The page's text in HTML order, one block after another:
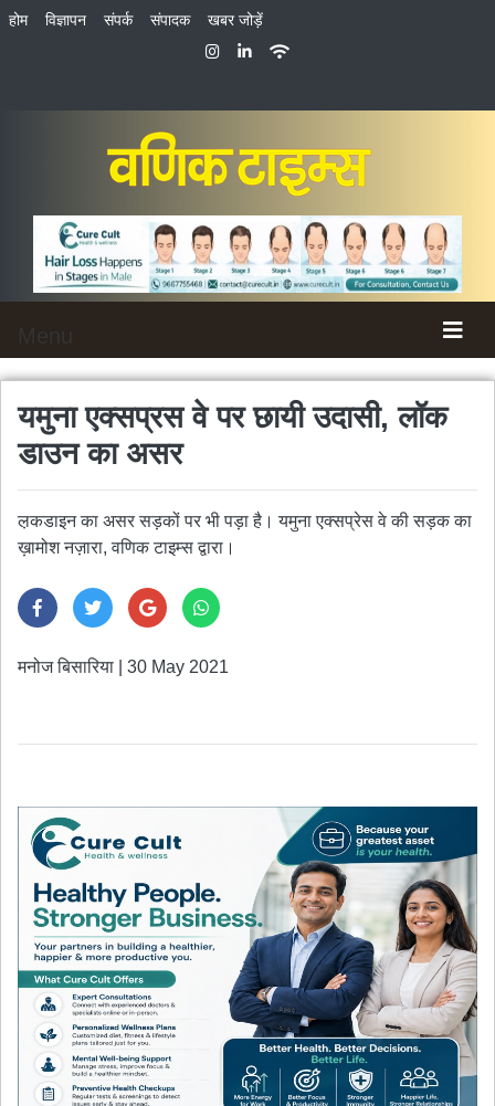
होम विज्ञापन संपर्क संपादक खबर जोड़ें
यमुना एक्सप्रस वे पर छायी उदासी, लॉक
डाउन का असर
ल़कडाइन का असर सड़कों पर भी पड़ा है। यमुना एक्सप्रेस वे की सड़क का
ख़ामोश नज़ारा, वणिक टाइम्स द्वारा।
मनोज बिसारिया 30 May 2021